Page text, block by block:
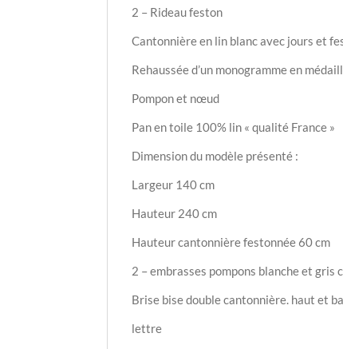
2 – Rideau feston
Cantonnière en lin blanc avec jours et
Rehaussée d’un monogramme en
Pompon et nœud
Pan en toile 100% lin « qualité France »
Dimension du modèle présenté :
Largeur 140 cm
Hauteur 240 cm
Hauteur cantonnière festonnée 60 cm
2 – embrasses pompons blanche et gris
Brise bise double cantonnière. haut et
lettre